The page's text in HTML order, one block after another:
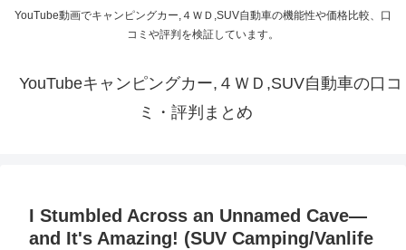
YouTube動画でキャンピングカー,４ＷＤ,SUV自動車の機能性や価格比較、口
コミや評判を検証しています。
YouTubeキャンピングカー,４ＷＤ,SUV自動車の口コ
ミ・評判まとめ
I Stumbled Across an Unnamed Cave—
and It's Amazing! (SUV Camping/Vanlife